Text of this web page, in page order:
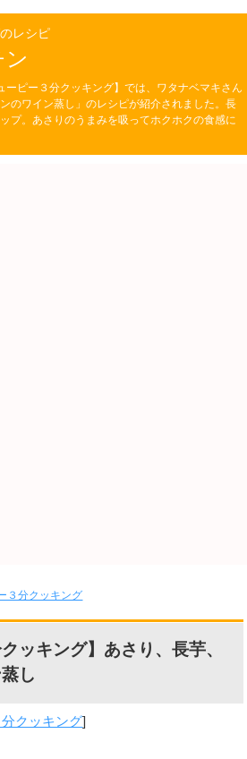
レシピ
ピー３分クッキング】では、ワタナベマキさん
のワイン蒸し」のレシピが紹介されました。長
プ。あさりのうまみを吸ってホクホクの食感に
３分クッキング
ッキング】あさり、長芋、
し
クッキング]